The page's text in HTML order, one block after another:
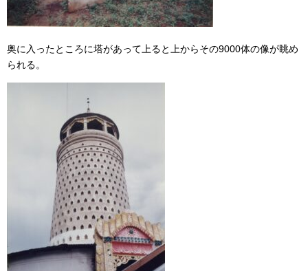
奥に入ったところに塔があって上ると上からその9000体の像が眺め
られる。